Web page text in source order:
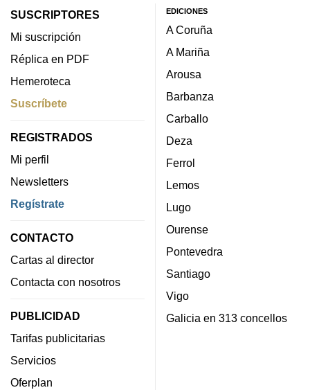
SUSCRIPTORES
Mi suscripción
Réplica en PDF
Hemeroteca
Suscríbete
REGISTRADOS
Mi perfil
Newsletters
Regístrate
CONTACTO
Cartas al director
Contacta con nosotros
PUBLICIDAD
Tarifas publicitarias
Servicios
Oferplan
EDICIONES
A Coruña
A Mariña
Arousa
Barbanza
Carballo
Deza
Ferrol
Lemos
Lugo
Ourense
Pontevedra
Santiago
Vigo
Galicia en 313 concellos